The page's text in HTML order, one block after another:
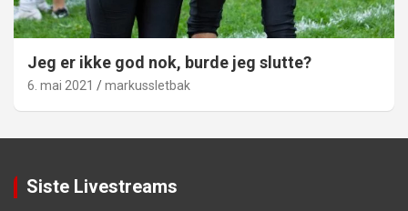
Jeg er ikke god nok, burde jeg slutte?
6. mai 2021 markussletbak
Siste Livestreams